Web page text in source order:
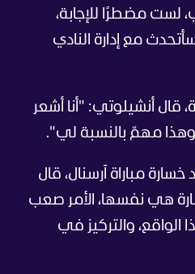
لست مضطرًا للإجابة،
مع إدارة النادي
قال أنشيلوتي: "أنا أشعر
وهذا مهمّ بالنسبة لي".
مباراة آرسنال، قال
هي نفسها، الأمر صعب
الواقع، والتركيز في